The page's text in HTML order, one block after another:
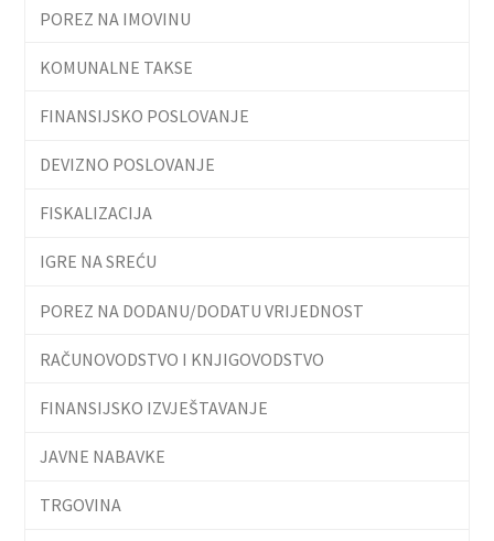
POREZ NA IMOVINU
KOMUNALNE TAKSE
FINANSIJSKO POSLOVANJE
DEVIZNO POSLOVANJE
FISKALIZACIJA
IGRE NA SREĆU
POREZ NA DODANU/DODATU VRIJEDNOST
RAČUNOVODSTVO I KNJIGOVODSTVO
FINANSIJSKO IZVJEŠTAVANJE
JAVNE NABAVKE
TRGOVINA